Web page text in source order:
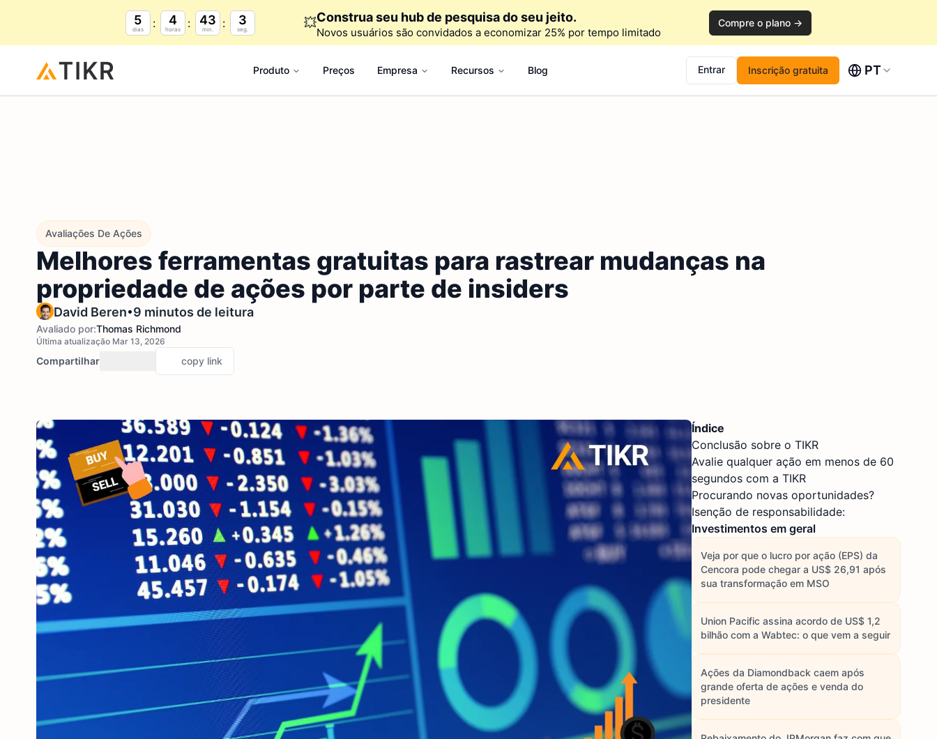
5
dias
4
horas
43
min.
2
seg. 💥Construa seu hub de pesquisa do seu jeito.
Novos usuários são convidados a economizar 25% por tempo limitado
Compre o plano →
Produto Preços Empresa Recursos Blog Entrar Inscrição gratuita PT
Avaliações De Ações
Melhores ferramentas gratuitas para rastrear mudanças na
propriedade de ações por parte de insiders
David Beren•9 minutos de leitura
Avaliado por:Thomas Richmond
Última atualização Mar 13, 2026
Compartilhar copy link
Índice
Conclusão sobre o TIKR
Avalie qualquer ação em menos de 60
segundos com a TIKR
Procurando novas oportunidades?
Isenção de responsabilidade:
Investimentos em geral
Veja por que o lucro por ação (EPS) da
Cencora pode chegar a US$ 26,91 após
sua transformação em MSO
Union Pacific assina acordo de US$ 1,2
bilhão com a Wabtec: o que vem a seguir
Ações da Diamondback caem após
grande oferta de ações e venda do
presidente